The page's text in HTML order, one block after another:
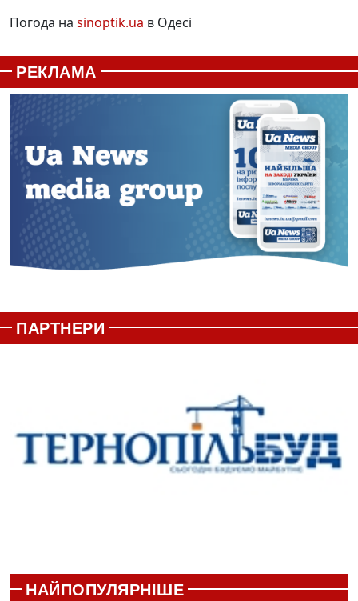
Погода на sinoptik.ua в Одесі
РЕКЛАМА
ПАРТНЕРИ
НАЙПОПУЛЯРНІШЕ